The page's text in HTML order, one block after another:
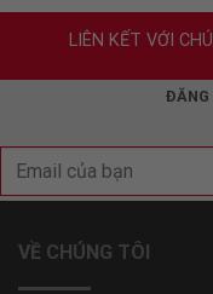
LIÊN KẾT VỚI
ĐĂNG
VỀ CHÚNG TÔI